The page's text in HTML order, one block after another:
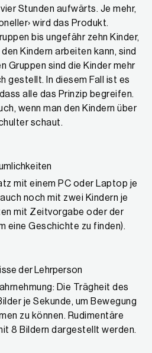
Stunden aufwärts. Je mehr,
wird das Produkt.
bis ungefähr zehn Kinder,
Kindern arbeiten kann, sind
Gruppen sind die Kinder mehr
gestellt. In diesem Fall ist es
alle das Prinzip begreifen.
wenn man den Kindern über
schaut.
mit einem PC oder Laptop je
noch mit zwei Kindern je
mit Zeitvorgabe oder der
eine Geschichte zu finden).
der Lehrperson
Die Trägheit des
je Sekunde, um Bewegung
zu können. Rudimentäre
8 Bildern dargestellt werden.